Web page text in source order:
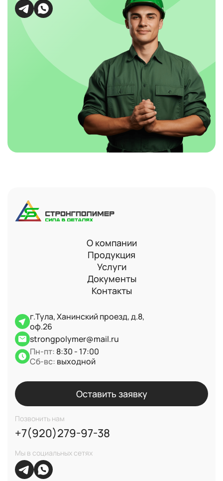
О компании
Продукция
Услуги
Документы
Контакты
г.Тула, Ханинский проезд, д.8,
оф.26
strongpolymer@mail.ru
Пн-пт: 8:30 - 17:00
Сб-вс: выходной
Оставить заявку
Позвонить нам
+7(920)279-97-38
Мы в социальных сетях